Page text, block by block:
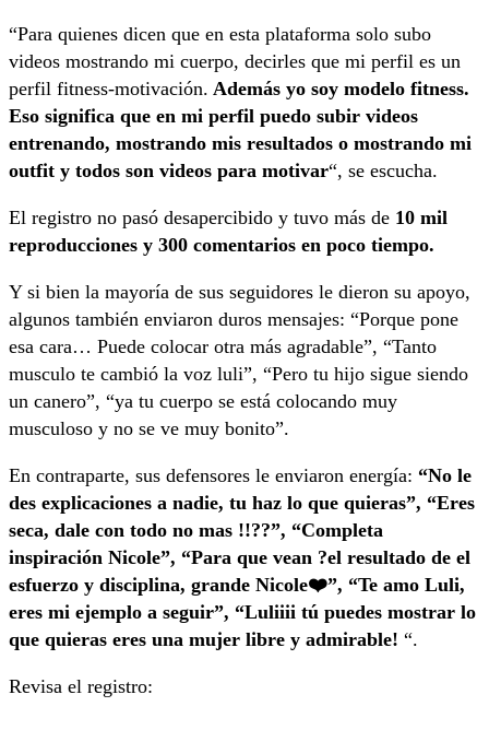
“Para quienes dicen que en esta plataforma solo subo
videos mostrando mi cuerpo, decirles que mi perfil es un
perfil fitness-motivación. Además yo soy modelo fitness.
Eso significa que en mi perfil puedo subir videos
entrenando, mostrando mis resultados o mostrando mi
outfit y todos son videos para motivar“, se escucha.
El registro no pasó desapercibido y tuvo más de 10 mil
reproducciones y 300 comentarios en poco tiempo.
Y si bien la mayoría de sus seguidores le dieron su apoyo,
algunos también enviaron duros mensajes: “Porque pone
esa cara… Puede colocar otra más agradable”, “Tanto
musculo te cambió la voz luli”, “Pero tu hijo sigue siendo
un canero”, “ya tu cuerpo se está colocando muy
musculoso y no se ve muy bonito”.
En contraparte, sus defensores le enviaron energía: “No le
des explicaciones a nadie, tu haz lo que quieras”, “Eres
seca, dale con todo no mas !!??”, “Completa
inspiración Nicole”, “Para que vean ?el resultado de el
esfuerzo y disciplina, grande Nicole❤️”, “Te amo Luli,
eres mi ejemplo a seguir”, “Luliiii tú puedes mostrar lo
que quieras eres una mujer libre y admirable! “.
Revisa el registro: